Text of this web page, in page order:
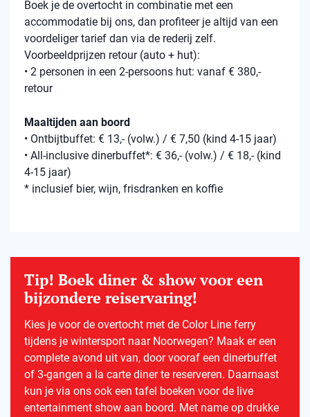
Boek je de overtocht in combinatie met een
accommodatie bij ons, dan profiteer je altijd van een
voordeliger tarief dan via de rederij zelf.
Voorbeeldprijzen retour (auto + hut):
• 2 personen in een 2-persoons hut: vanaf € 380,-
retour
Maaltijden aan boord
• Ontbijtbuffet: € 13,- (volw.) / € 7,50 (kind 4-15 jaar)
• All-inclusive dinerbuffet*: € 36,- (volw.) / € 18,- (kind
4-15 jaar)
* inclusief bier, wijn, frisdranken en koffie
Tip! Boek diner & show voor een
bijzondere reiservaring!
Kies je voor de overtocht met de Color Line ferry
tijdens je wintersport naar Noorwegen? Maak er een
complete avond uit van, door vooraf een dinerbuffet
of 3-gangen a la carte diner te reserveren. Daarnaast
kun je via ons ook een tafel boeken voor de live
entertainment show aan boord. Met name op drukke